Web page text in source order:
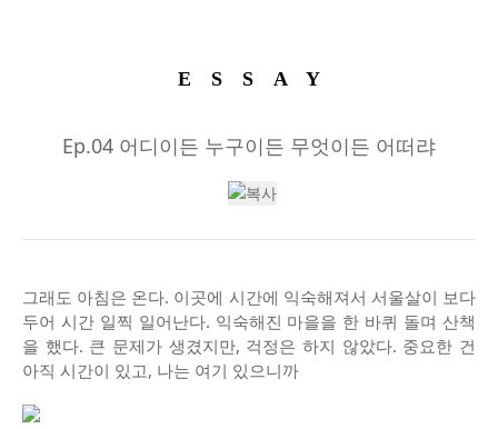
ESSAY
Ep.04 어디이든 누구이든 무엇이든 어떠랴
그래도 아침은 온다. 이곳에 시간에 익숙해져서 서울살이 보다
두어 시간 일찍 일어난다. 익숙해진 마을을 한 바퀴 돌며 산책
을 했다. 큰 문제가 생겼지만, 걱정은 하지 않았다. 중요한 건
아직 시간이 있고, 나는 여기 있으니까